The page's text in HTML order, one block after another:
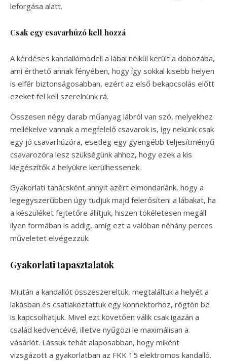
leforgása alatt.
Csak egy csavarhúzó kell hozzá
A kérdéses kandallómodell a lábai nélkül került a dobozába,
ami érthető annak fényében, hogy így sokkal kisebb helyen
is elfér biztonságosabban, ezért az első bekapcsolás előtt
ezeket fel kell szerelnünk rá.
Összesen négy darab műanyag lábról van szó, melyekhez
mellékelve vannak a megfelelő csavarok is, így nekünk csak
egy jó csavarhúzóra, esetleg egy gyengébb teljesítményű
csavarozóra lesz szükségünk ahhoz, hogy ezek a kis
kiegészítők a helyükre kerülhessenek.
Gyakorlati tanácsként annyit azért elmondanánk, hogy a
legegyszerűbben úgy tudjuk majd felerősíteni a lábakat, ha
a készüléket fejtetőre állítjuk, hiszen tökéletesen megáll
ilyen formában is addig, amíg ezt a valóban néhány perces
műveletet elvégezzük.
Gyakorlati tapasztalatok
Miután a kandallót összeszereltük, megtaláltuk a helyét a
lakásban és csatlakoztattuk egy konnektorhoz, rögtön be
is kapcsolhatjuk. Mivel ezt követően válik csak igazán a
család kedvencévé, illetve nyűgözi le maximálisan a
vásárlót. Lássuk tehát alaposabban, hogy miként
vizsgázott a gyakorlatban az FKK 15 elektromos kandalló.